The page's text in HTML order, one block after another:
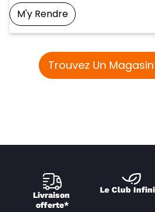
M'y RendrePrendre Un Rendez-Vous
Trouvez Un
Livraison
offerte*
Le Club